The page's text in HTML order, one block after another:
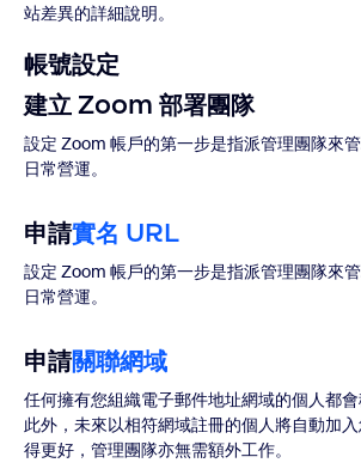
站差異的詳細說明。
帳號設定
建立 Zoom 部署團隊
設定 Zoom 帳戶的第一步是指派管理團隊來
日常營運。
申請實名 URL
設定 Zoom 帳戶的第一步是指派管理團隊來
日常營運。
申請關聯網域
任何擁有您組織電子郵件地址網域的個人都會
此外，未來以相符網域註冊的個人將自動加
得更好，管理團隊亦無需額外工作。